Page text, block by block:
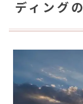
ディング